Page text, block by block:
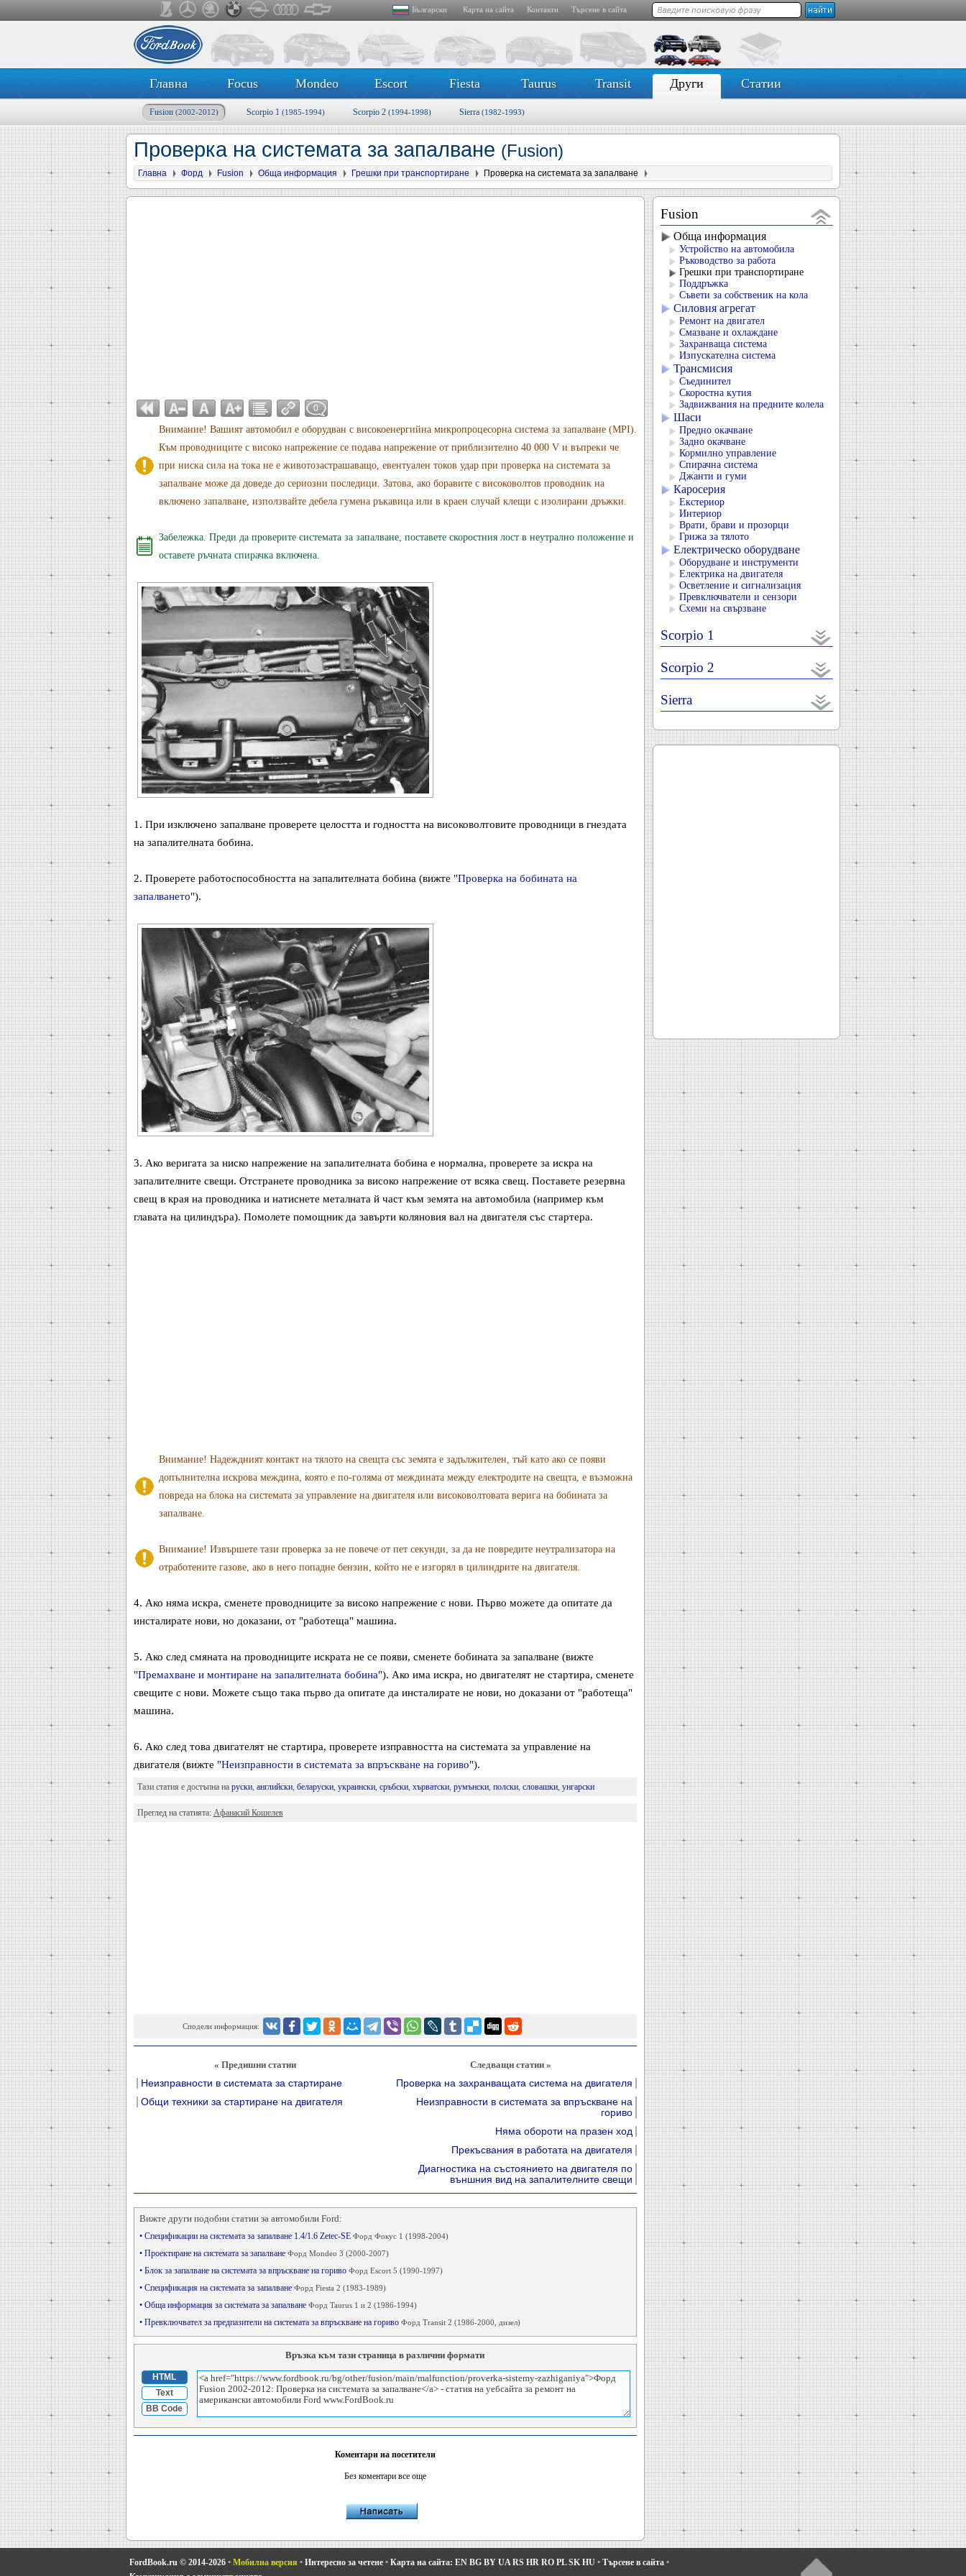
Български Карта на сайта Контакти Търсене в сайта
Главна Focus Mondeo Escort Fiesta Taurus Transit Други Статии
Fusion (2002-2012) Scorpio 1 (1985-1994) Scorpio 2 (1994-1998) Sierra (1982-1993)
Проверка на системата за запалване (Fusion)
Главна Форд Fusion Обща информация Грешки при транспортиране Проверка на системата за запалване
0
Внимание! Вашият автомобил е оборудван с високоенергийна микропроцесорна система за запалване (MPI).
Към проводниците с високо напрежение се подава напрежение от приблизително 40 000 V и въпреки че
при ниска сила на тока не е животозастрашаващо, евентуален токов удар при проверка на системата за
запалване може да доведе до сериозни последици. Затова, ако боравите с високоволтов проводник на
включено запалване, използвайте дебела гумена ръкавица или в краен случай клещи с изолирани дръжки.
Забележка. Преди да проверите системата за запалване, поставете скоростния лост в неутрално положение и
оставете ръчната спирачка включена.
1. При изключено запалване проверете целостта и годността на високоволтовите проводници в гнездата
на запалителната бобина.
2. Проверете работоспособността на запалителната бобина (вижте "Проверка на бобината на
запалването").
3. Ако веригата за ниско напрежение на запалителната бобина е нормална, проверете за искра на
запалителните свещи. Отстранете проводника за високо напрежение от всяка свещ. Поставете резервна
свещ в края на проводника и натиснете металната й част към земята на автомобила (например към
главата на цилиндъра). Помолете помощник да завърти коляновия вал на двигателя със стартера.
Внимание! Надеждният контакт на тялото на свещта със земята е задължителен, тъй като ако се появи
допълнителна искрова междина, която е по-голяма от междината между електродите на свещта, е възможна
повреда на блока на системата за управление на двигателя или високоволтовата верига на бобината за
запалване.
Внимание! Извършете тази проверка за не повече от пет секунди, за да не повредите неутрализатора на
отработените газове, ако в него попадне бензин, който не е изгорял в цилиндрите на двигателя.
4. Ако няма искра, сменете проводниците за високо напрежение с нови. Първо можете да опитате да
инсталирате нови, но доказани, от "работеща" машина.
5. Ако след смяната на проводниците искрата не се появи, сменете бобината за запалване (вижте
"Премахване и монтиране на запалителната бобина"). Ако има искра, но двигателят не стартира, сменете
свещите с нови. Можете също така първо да опитате да инсталирате не нови, но доказани от "работеща"
машина.
6. Ако след това двигателят не стартира, проверете изправността на системата за управление на
двигателя (вижте "Неизправности в системата за впръскване на гориво").
Тази статия е достъпна на руски, английски, беларуски, украински, сръбски, хърватски, румънски, полски, словашки, унгарски
Преглед на статията: Афанасий Кошелев
Сподели информация:
« Предишни статии
Неизправности в системата за стартиране
Общи техники за стартиране на двигателя
Следващи статии »
Проверка на захранващата система на двигателя
Неизправности в системата за впръскване на
гориво
Няма обороти на празен ход
Прекъсвания в работата на двигателя
Диагностика на състоянието на двигателя по
външния вид на запалителните свещи
Вижте други подобни статии за автомобили Ford:
• Спецификации на системата за запалване 1.4/1.6 Zetec-SE Форд Фокус 1 (1998-2004)
• Проектиране на системата за запалване Форд Mondeo 3 (2000-2007)
• Блок за запалване на системата за впръскване на гориво Форд Escort 5 (1990-1997)
• Спецификация на системата за запалване Форд Fiesta 2 (1983-1989)
• Обща информация за системата за запалване Форд Taurus 1 и 2 (1986-1994)
• Превключвател за предпазители на системата за впръскване на гориво Форд Transit 2 (1986-2000, дизел)
Връзка към тази страница в различни формати
HTML
Text
BB Code
Коментари на посетители
Без коментари все още
Fusion
Обща информация
Устройство на автомобила
Ръководство за работа
Грешки при транспортиране
Поддръжка
Съвети за собственик на кола
Силовия агрегат
Ремонт на двигател
Смазване и охлаждане
Захранваща система
Изпускателна система
Трансмисия
Съединител
Скоростна кутия
Задвижвания на предните колела
Шаси
Предно окачване
Задно окачване
Кормилно управление
Спирачна система
Джанти и гуми
Каросерия
Екстериор
Интериор
Врати, брави и прозорци
Грижа за тялото
Електрическо оборудване
Оборудване и инструменти
Електрика на двигателя
Осветление и сигнализация
Превключватели и сензори
Схеми на свързване
Scorpio 1
Scorpio 2
Sierra
FordBook.ru © 2014-2026 • Мобилна версия • Интересно за четене • Карта на сайта: EN BG BY UA RS HR RO PL SK HU • Търсене в сайта •